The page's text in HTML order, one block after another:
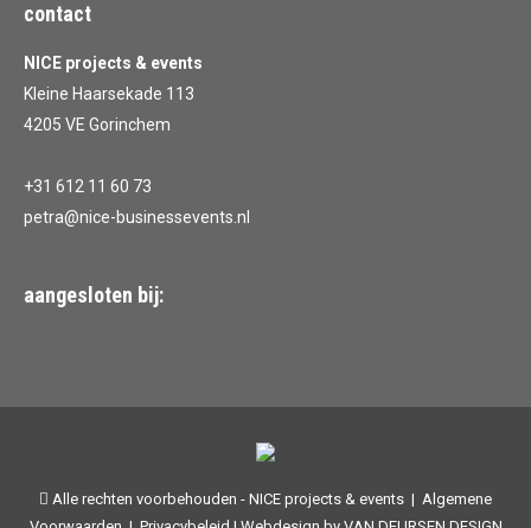
contact
NICE projects & events
Kleine Haarsekade 113
4205 VE Gorinchem
+31 612 11 60 73
petra@nice-businessevents.nl
aangesloten bij:
Alle rechten voorbehouden - NICE projects & events | Algemene